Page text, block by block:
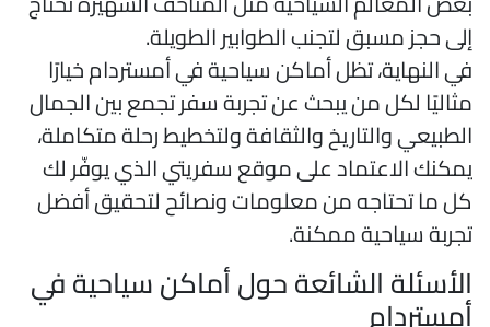
حجز مسبق لتجنب الطوابير الطويلة.
النهاية، تظل أماكن سياحية في أمستردام خيارًا
لكل من يبحث عن تجربة سفر تجمع بين الجمال
والتاريخ والثقافة ولتخطيط رحلة متكاملة،
الاعتماد على موقع سفريتي الذي يوفّر لك
ما تحتاجه من معلومات ونصائح لتحقيق أفضل
سياحية ممكنة.
الشائعة حول أماكن سياحية في